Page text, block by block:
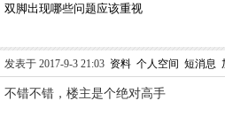
双脚出现哪些问题应该重视
发表于 2017-9-3 21:03 资料 个人空间 短消息
不错不错，楼主是个绝对高手